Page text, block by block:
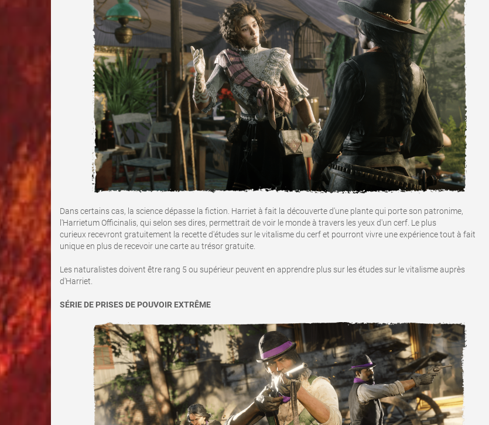
Dans certains cas, la science dépasse la fiction. Harriet à fait la découverte d'une plante qui porte son patronime,
l'Harrietum Officinalis, qui selon ses dires, permettrait de voir le monde à travers les yeux d'un cerf. Le plus
curieux recevront gratuitement la recette d'études sur le vitalisme du cerf et pourront vivre une expérience tout à fait
unique en plus de recevoir une carte au trésor gratuite.
Les naturalistes doivent être rang 5 ou supérieur peuvent en apprendre plus sur les études sur le vitalisme auprès
d'Harriet.
SÉRIE DE PRISES DE POUVOIR EXTRÊME